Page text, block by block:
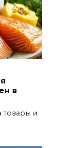
в
товары и